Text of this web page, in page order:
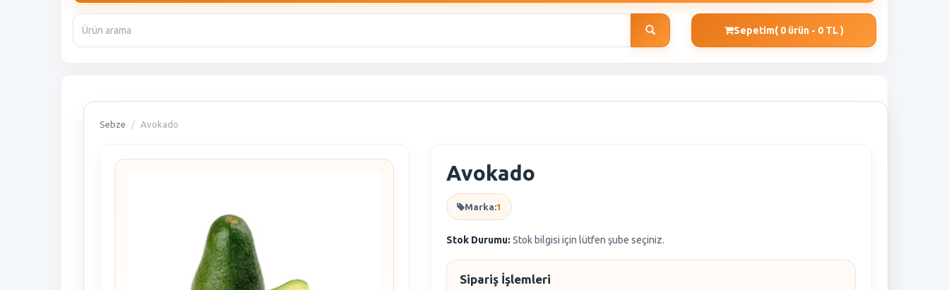
Sepetim( 0 ürün - 0 TL )
Sebze Avokado
Avokado
Marka:1
Stok Durumu: Stok bilgisi için lütfen şube seçiniz.
Sipariş İşlemleri